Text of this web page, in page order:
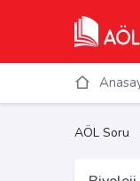
AÖL Soru